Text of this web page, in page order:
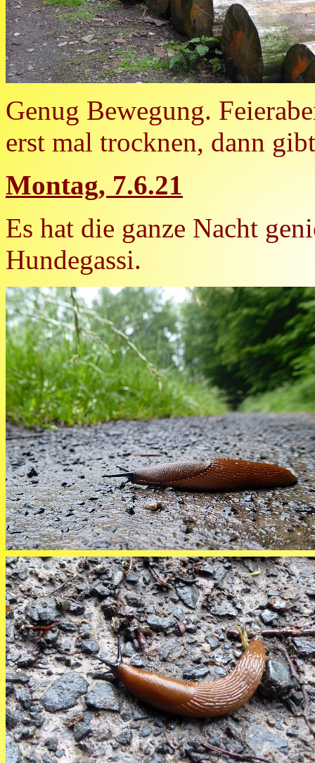
Genug Bewegung.
erst mal trocknen, dann
Montag, 7.6.21
Es hat die ganze Nacht
Hundegassi.